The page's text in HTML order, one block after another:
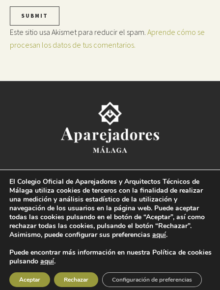
Este sitio usa Akismet para reducir el spam. Aprende cómo se
procesan los datos de tus comentarios.
Paseo del Limonar, 41. 29016 Málaga
T. 952 225 180 · M. 664 236 608 · info@coaat.es
© Colegio Oficial de la Arquitectura Técnica de Málaga 2019 Todos los derechos
reservados |Condiciones legales|Política de protección de datos|Canal de denuncias
Diseño y desarrollo:DSGN Comunicación
El Colegio Oficial de Aparejadores y Arquitectos Técnicos de
Málaga utiliza cookies de terceros con la finalidad de realizar
una medición y análisis estadístico de la utilización y
navegación de los usuarios en la página web. Puede aceptar
todas las cookies pulsando en el botón de “Aceptar”, así como
rechazar todas las cookies, pulsando el botón “Rechazar”.
Asimismo, puede configurar sus preferencias aquí.
Puede encontrar más información en nuestra Política de cookies
pulsando aquí.
Aceptar Rechazar Configuración de preferencias